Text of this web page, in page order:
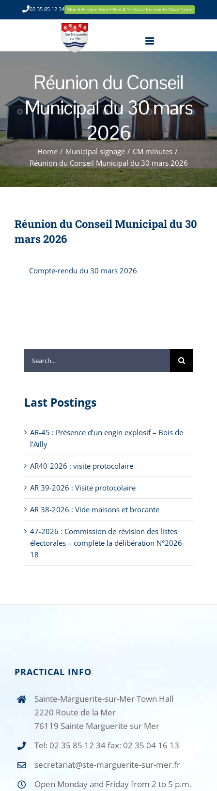
to
02 35 85 12 34 Mon & Fri 2pm-5pm + Wed & 1st Sat of the month 10am-12pm
Réunion du Conseil
Municipal du 30 mars
2026
Home / Municipal signage / CM minutes /
Réunion du Conseil Municipal du 30 mars 2026
Réunion du Conseil Municipal du 30
mars 2026
Compte-rendu du 30 mars 2026
for:
Last Postings
AR-45 : Présence d’un engin explosif – Bois de
l’Ailly
AR40-2026 : visite protocolaire
AR 39-2026 : Visite protocolaire
AR 38-2026 : Vide maisons et brocante
47-2026 : Commission de révision des listes
électorales – complète la délibération N°2026-
18
PRACTICAL INFO
Sainte-Marguerite-sur-Mer Town Hall
2220 Route de la Mer
76119 Sainte Marguerite sur Mer
Tel: 02 35 85 12 34 fax: 02 35 04 16 13
secretariat@ste-marguerite-sur-mer.fr
Open Monday and Friday from 2 to 5 p.m.